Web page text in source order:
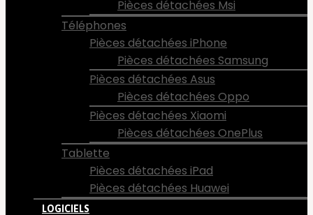
Pièces détachées Msi
Téléphones
Pièces détachées iPhone
Pièces détachées Samsung
Pièces détachées Asus
Pièces détachées Oppo
Pièces détachées Xiaomi
Pièces détachées OnePlus
Tablette
Pièces détachées iPad
Pièces détachées Huawei
LOGICIELS